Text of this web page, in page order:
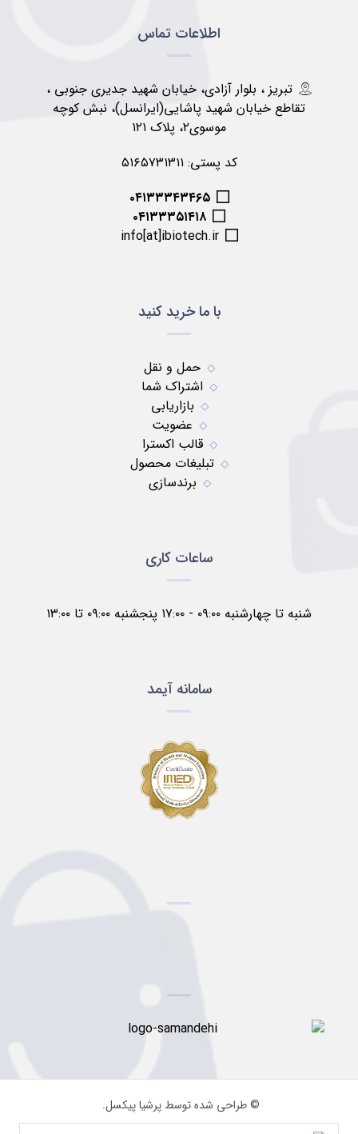
اطلاعات تماس
تبریز ، بلوار آزادی، خیابان شهید جدیری جنوبی ،
تقاطع خیابان شهید پاشایی(ایرانسل)، نبش کوچه
موسوی۲، پلاک ۱۲۱
کد پستی: ۵۱۶۵۷۳۱۳۱۱
۰۴۱۳۳۳۴۳۴۶۵
۰۴۱۳۳۳۵۱۴۱۸
info[at]ibiotech.ir
با ما خرید کنید
حمل و نقل
اشتراک شما
بازاریابی
عضویت
قالب اکسترا
تبلیغات محصول
برندسازی
ساعات کاری
شنبه تا چهارشنبه ۰۹:۰۰ - ۱۷:۰۰ پنجشنبه ۰۹:۰۰ تا ۱۳:۰۰
سامانه آیمد
© طراحی شده توسط پرشیا پیکسل.